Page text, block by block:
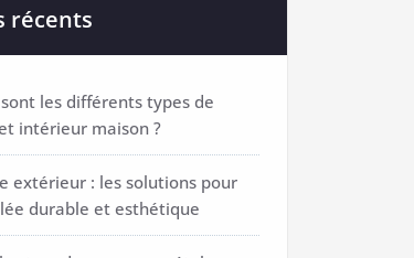
récents
les différents types de
intérieur maison ?
extérieur : les solutions pour
durable et esthétique